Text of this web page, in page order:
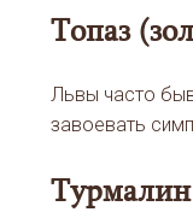
Топаз
Львы часто
завоевать
Турмалин